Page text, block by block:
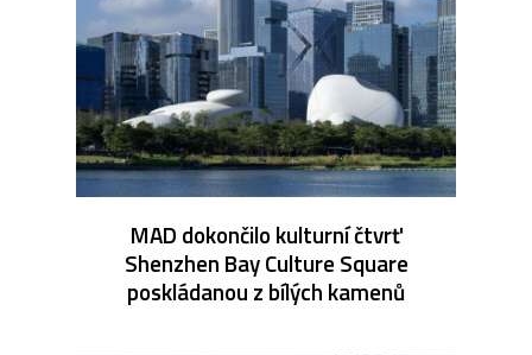
MAD dokončilo kulturní čtvrť
Shenzhen Bay Culture Square
poskládanou z bílých kamenů